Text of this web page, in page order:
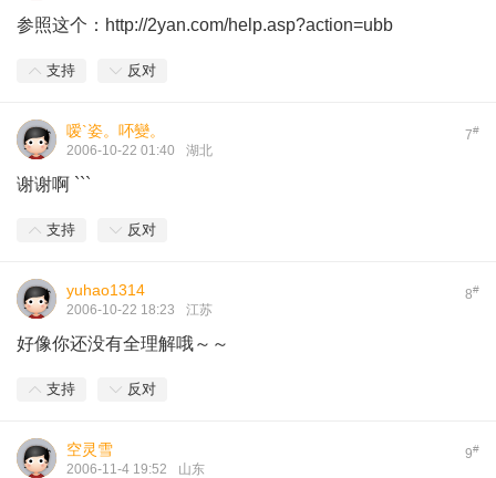
参照这个：http://2yan.com/help.asp?action=ubb
支持 反对
7#
嗳`姿。吥變。
2006-10-22 01:40 湖北
谢谢啊 ```
支持 反对
8#
yuhao1314
2006-10-22 18:23 江苏
好像你还没有全理解哦～～
支持 反对
9#
空灵雪
2006-11-4 19:52 山东